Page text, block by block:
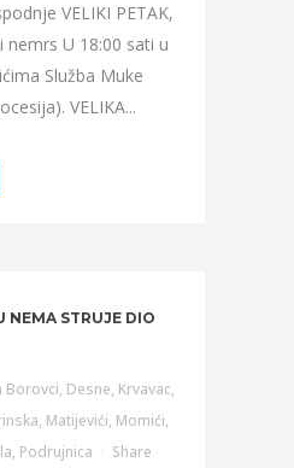
VELIKI PETAK,
nemrs U 18:00 sati u
Služba Muke
VELIKA...
NEMA STRUJE DIO
Borovci, Desne, Krvavac,
, Matijevići, Momići,
, Podrujnica Share